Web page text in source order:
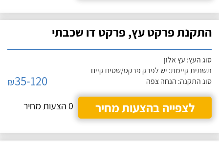
התקנת פרקט עץ, פרקט דו שכבתי
סוג העץ: עץ אלון
תשתית קיימת: יש לפרק פרקט/שטיח קיים
סוג התקנה: הנחה צפה
₪35-120
לצפייה בהצעות מחיר
0 הצעות מחיר